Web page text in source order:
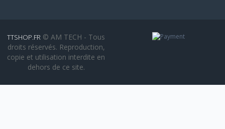
TTSHOP.FR © AM TECH - Tous
droits réservés. Reproduction,
copie et utilisation interdite en
dehors de ce site.